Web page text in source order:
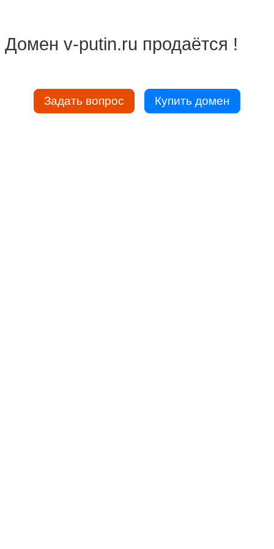
Домен v-putin.ru продаётся !
Задать вопрос Купить домен